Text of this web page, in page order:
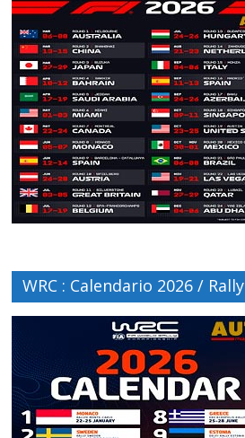
WRC : Calendario 2026 / Rally